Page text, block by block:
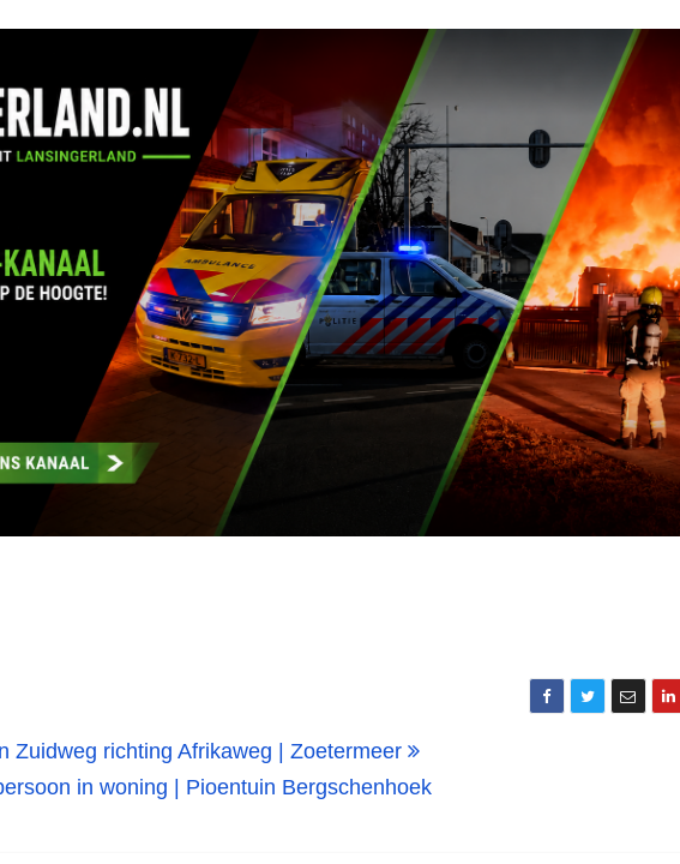
Zuidweg richting Afrikaweg | Zoetermeer
in woning | Pioentuin Bergschenhoek